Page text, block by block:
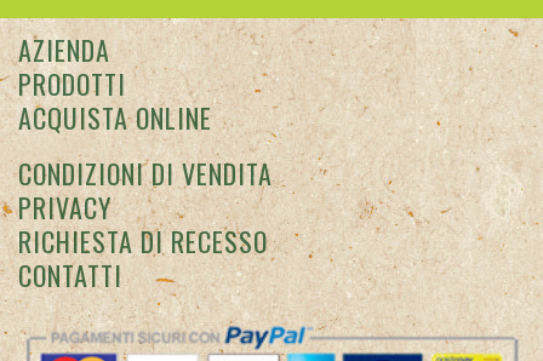
AZIENDA
PRODOTTI
ACQUISTA ONLINE
CONDIZIONI DI VENDITA
PRIVACY
RICHIESTA DI RECESSO
CONTATTI